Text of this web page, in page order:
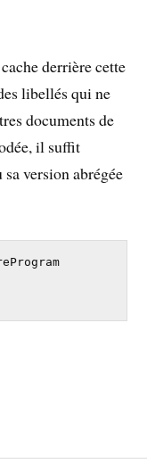
derrière cette
libellés qui ne
documents de
il suffit
sa version abrégée